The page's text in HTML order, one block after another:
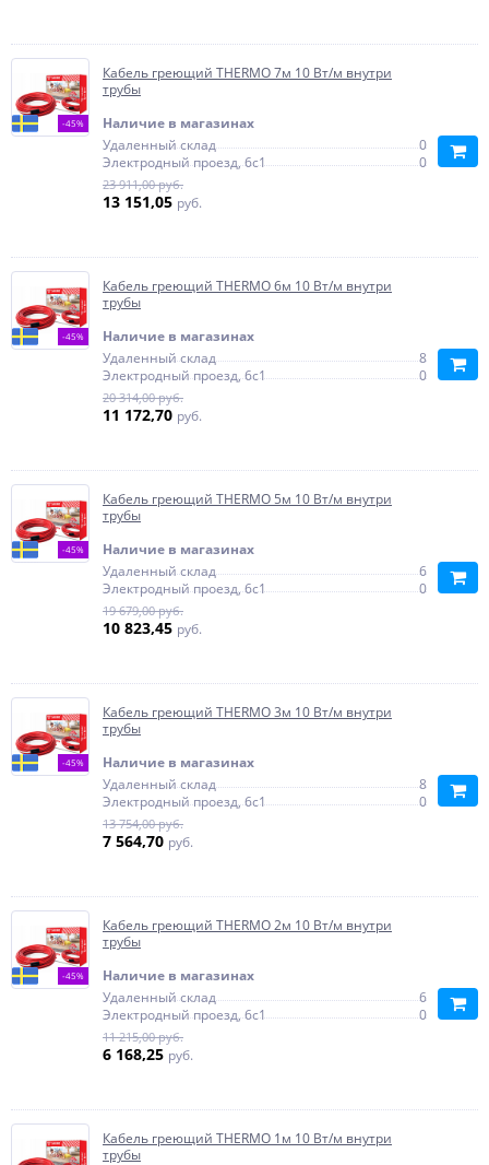
-45%
Кабель греющий THERMO 7м 10 Вт/м внутри
трубы
Наличие в магазинах
Удаленный склад
0
Электродный проезд, 6с1
0
23 911,00 руб.
13 151,05 руб.
-45%
Кабель греющий THERMO 6м 10 Вт/м внутри
трубы
Наличие в магазинах
Удаленный склад
8
Электродный проезд, 6с1
0
20 314,00 руб.
11 172,70 руб.
-45%
Кабель греющий THERMO 5м 10 Вт/м внутри
трубы
Наличие в магазинах
Удаленный склад
6
Электродный проезд, 6с1
0
19 679,00 руб.
10 823,45 руб.
-45%
Кабель греющий THERMO 3м 10 Вт/м внутри
трубы
Наличие в магазинах
Удаленный склад
8
Электродный проезд, 6с1
0
13 754,00 руб.
7 564,70 руб.
-45%
Кабель греющий THERMO 2м 10 Вт/м внутри
трубы
Наличие в магазинах
Удаленный склад
6
Электродный проезд, 6с1
0
11 215,00 руб.
6 168,25 руб.
Кабель греющий THERMO 1м 10 Вт/м внутри
трубы